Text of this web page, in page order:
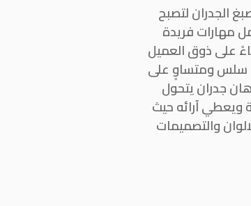
الجدران لتصبح
مهارات فريدة
على ذوق العميل
سلس ومتساوٍ على
جدران يتحول
ويعطي آرائه حيث
والتصميمات